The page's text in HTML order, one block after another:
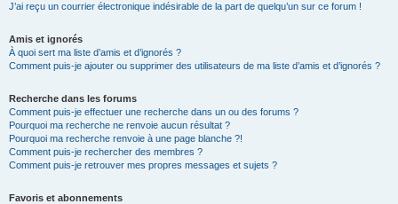
J’ai reçu un courrier électronique indésirable de la part de quelqu’un sur ce forum !
Amis et ignorés
À quoi sert ma liste d’amis et d’ignorés ?
Comment puis-je ajouter ou supprimer des utilisateurs de ma liste d’amis et d’ignorés ?
Recherche dans les forums
Comment puis-je effectuer une recherche dans un ou des forums ?
Pourquoi ma recherche ne renvoie aucun résultat ?
Pourquoi ma recherche renvoie à une page blanche ?!
Comment puis-je rechercher des membres ?
Comment puis-je retrouver mes propres messages et sujets ?
Favoris et abonnements